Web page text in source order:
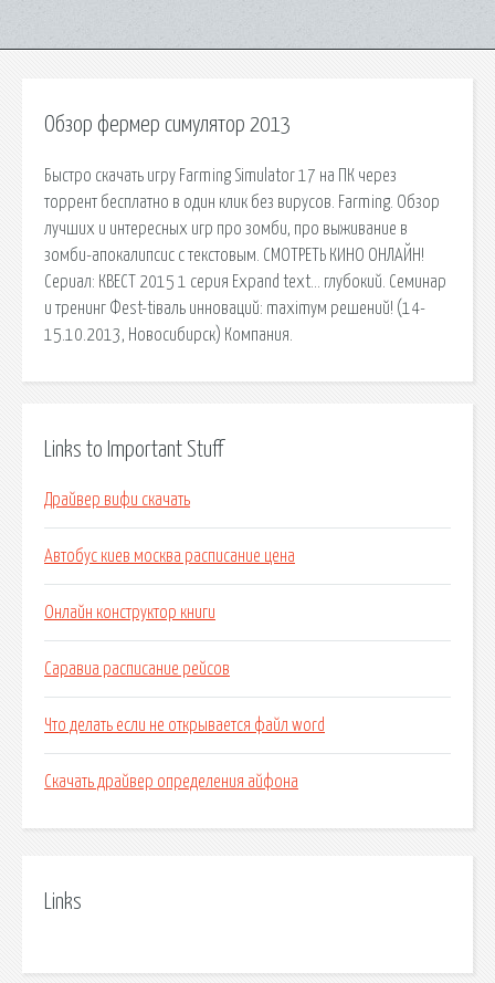
Обзор фермер симулятор 2013
Быстро скачать игру Farming Simulator 17 на ПК через
торрент бесплатно в один клик без вирусов. Farming. Обзор
лучших и интересных игр про зомби, про выживание в
зомби-апокалипсис с текстовым. СМОТРЕТЬ КИНО ОНЛАЙН!
Сериал: КВЕСТ 2015 1 серия Expand text… глубокий. Семинар
и тренинг Феst-tiваль инноваций: maximум решений! (14-
15.10.2013, Новосибирск) Компания.
Links to Important Stuff
Драйвер вифи скачать
Автобус киев москва расписание цена
Онлайн конструктор книги
Саравиа расписание рейсов
Что делать если не открывается файл word
Скачать драйвер определения айфона
Links